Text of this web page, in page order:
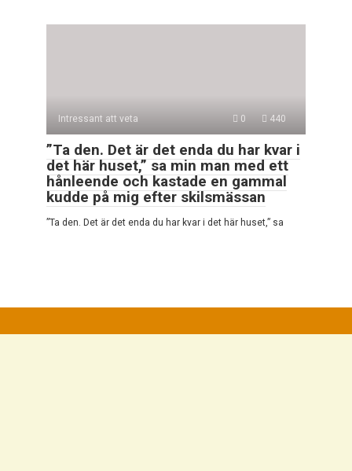
Intressant att veta 0 440
”Ta den. Det är det enda du har kvar i
det här huset,” sa min man med ett
hånleende och kastade en gammal
kudde på mig efter skilsmässan
”Ta den. Det är det enda du har kvar i det här huset,” sa